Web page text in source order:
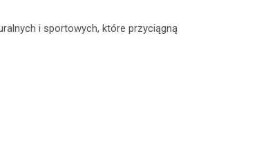
i sportowych, które przyciągną